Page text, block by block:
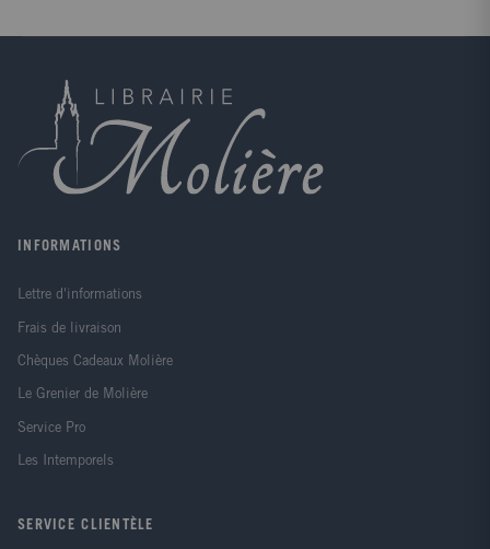
humaine. Chaque itinéraire détaillé avec précision est
assorti d'une cartographie, d'un guide pratique et
d'un lexique.
INFORMATIONS
Lettre d'informations
Frais de livraison
Chèques Cadeaux Molière
Le Grenier de Molière
Service Pro
Les Intemporels
SERVICE CLIENTÈLE